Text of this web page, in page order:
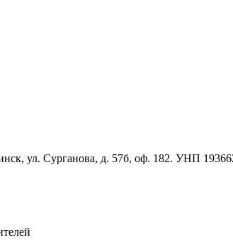
ул. Сурганова, д. 57б, оф. 182. УНП